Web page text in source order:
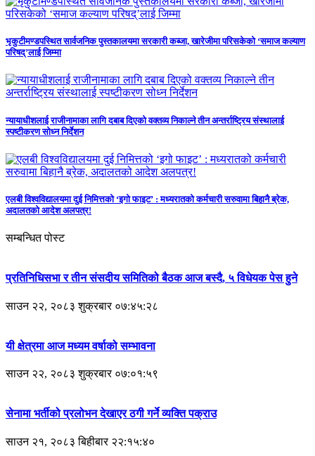
भृकुटीमण्डपस्थित सार्वजनिक पुस्तकालयमा सरकारी कब्जा, खारेजीमा परिसकेको ‘समाज कल्याण
परिषद्’लाई जिम्मा
न्यायाधीशलाई राजीनामाका लागि दबाब दिएको वक्तव्य निकाल्ने तीन अन्तर्राष्ट्रिय संस्थालाई
स्पष्टीकरण सोध्न निर्देशन
एलबी विश्वविद्यालयमा दुई निमित्तको ‘इगो फाइट’ : मध्यरातको कर्मचारी सरुवामा बिहानै ब्रेक,
अदालतको आदेश अलपत्र!
सम्बन्धित पोस्ट
प्रतिनिधिसभा र तीन संसदीय समितिको बैठक आज बस्दै, ५ विधेयक पेस हुने
साउन २२, २०८३ शुक्रबार ०७:४५:२८
यी क्षेत्रमा आज मध्यम वर्षाको सम्भावना
साउन २२, २०८३ शुक्रबार ०७:०१:५९
सेनामा भर्तीको प्रलोभन देखाएर ठगी गर्ने व्यक्ति पक्राउ
साउन २१, २०८३ बिहीबार २२:१५:४०